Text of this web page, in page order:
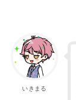
いきまる